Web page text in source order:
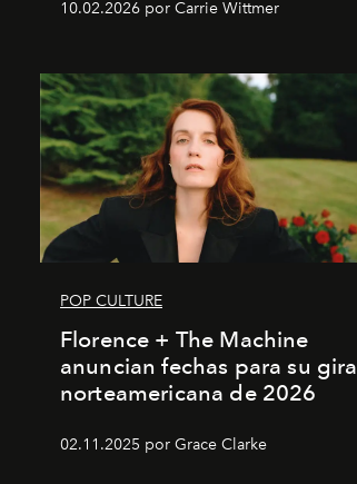
10.02.2026 por Carrie Wittmer
POP CULTURE
Florence + The Machine
anuncian fechas para su gira
norteamericana de 2026
02.11.2025 por Grace Clarke